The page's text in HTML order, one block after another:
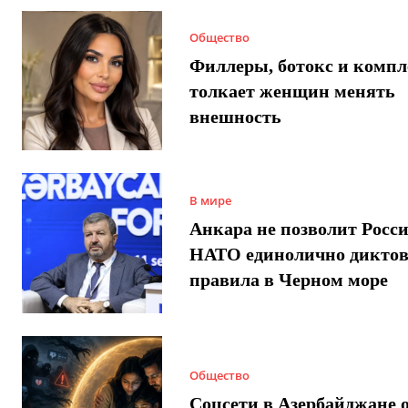
Общество
Филлеры, ботокс и
толкает женщин менять
внешность
В мире
Анкара не позволит
НАТО единолично
правила в Черном море
Общество
Соцсети в Азербайджане